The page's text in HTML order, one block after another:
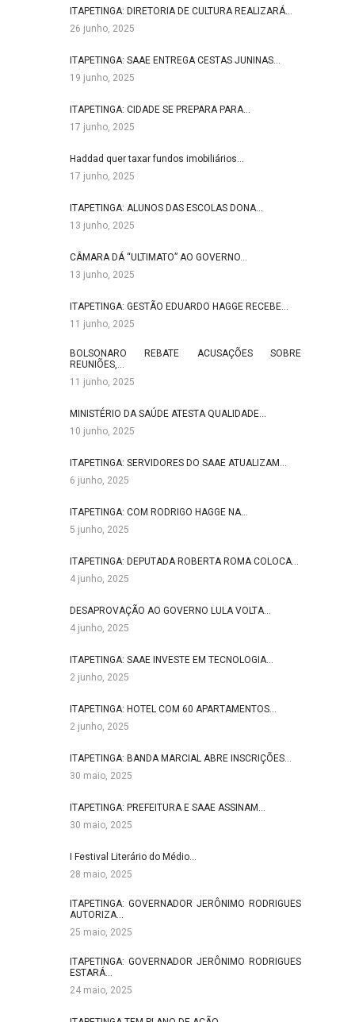
ITAPETINGA: DIRETORIA DE CULTURA REALIZARÁ…
26 junho, 2025
ITAPETINGA: SAAE ENTREGA CESTAS JUNINAS…
19 junho, 2025
ITAPETINGA: CIDADE SE PREPARA PARA…
17 junho, 2025
Haddad quer taxar fundos imobiliários…
17 junho, 2025
ITAPETINGA: ALUNOS DAS ESCOLAS DONA…
13 junho, 2025
CÂMARA DÁ “ULTIMATO” AO GOVERNO…
13 junho, 2025
ITAPETINGA: GESTÃO EDUARDO HAGGE RECEBE…
11 junho, 2025
BOLSONARO REBATE ACUSAÇÕES SOBRE
REUNIÕES,…
11 junho, 2025
MINISTÉRIO DA SAÚDE ATESTA QUALIDADE…
10 junho, 2025
ITAPETINGA: SERVIDORES DO SAAE ATUALIZAM…
6 junho, 2025
ITAPETINGA: COM RODRIGO HAGGE NA…
5 junho, 2025
ITAPETINGA: DEPUTADA ROBERTA ROMA COLOCA…
4 junho, 2025
DESAPROVAÇÃO AO GOVERNO LULA VOLTA…
4 junho, 2025
ITAPETINGA: SAAE INVESTE EM TECNOLOGIA…
2 junho, 2025
ITAPETINGA: HOTEL COM 60 APARTAMENTOS…
2 junho, 2025
ITAPETINGA: BANDA MARCIAL ABRE INSCRIÇÕES…
30 maio, 2025
ITAPETINGA: PREFEITURA E SAAE ASSINAM…
30 maio, 2025
I Festival Literário do Médio…
28 maio, 2025
ITAPETINGA: GOVERNADOR JERÔNIMO RODRIGUES
AUTORIZA…
25 maio, 2025
ITAPETINGA: GOVERNADOR JERÔNIMO RODRIGUES
ESTARÁ…
24 maio, 2025